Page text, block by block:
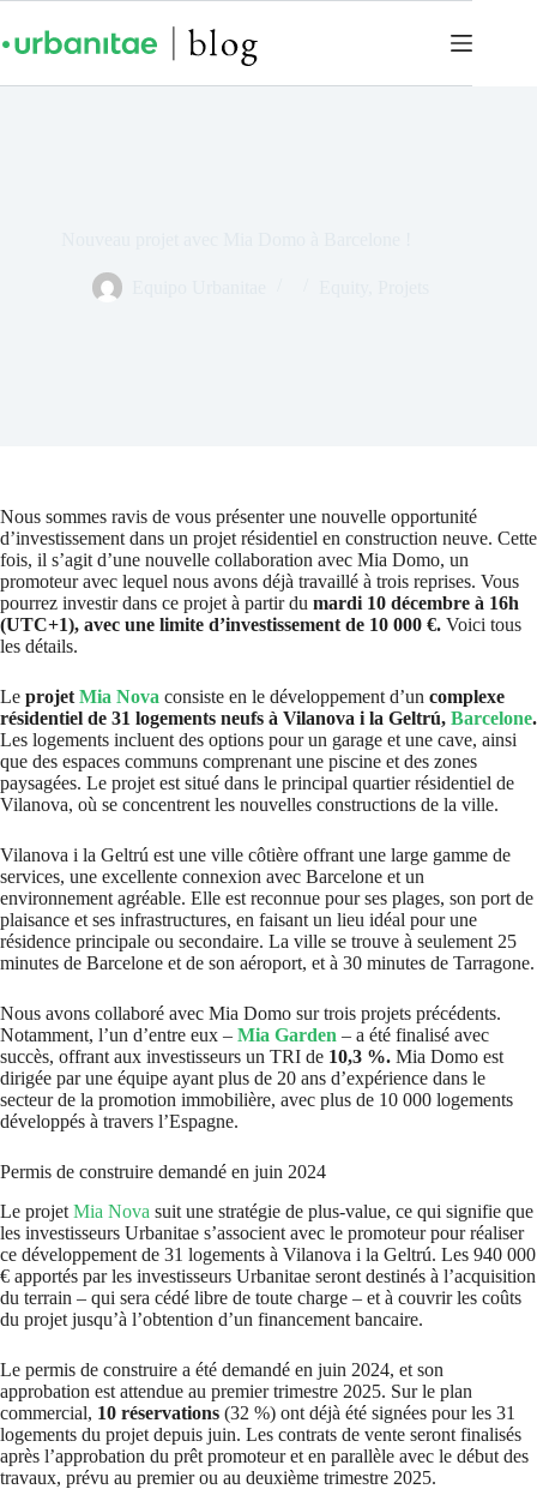
Nous sommes ravis de vous présenter une nouvelle opportunité
d’investissement dans un projet résidentiel en construction neuve. Cette
fois, il s’agit d’une nouvelle collaboration avec Mia Domo, un
promoteur avec lequel nous avons déjà travaillé à trois reprises. Vous
pourrez investir dans ce projet à partir du mardi 10 décembre à 16h
(UTC+1), avec une limite d’investissement de 10 000 €. Voici tous
les détails.
Le projet Mia Nova consiste en le développement d’un complexe
résidentiel de 31 logements neufs à Vilanova i la Geltrú, Barcelone.
Les logements incluent des options pour un garage et une cave, ainsi
que des espaces communs comprenant une piscine et des zones
paysagées. Le projet est situé dans le principal quartier résidentiel de
Vilanova, où se concentrent les nouvelles constructions de la ville.
Vilanova i la Geltrú est une ville côtière offrant une large gamme de
services, une excellente connexion avec Barcelone et un
environnement agréable. Elle est reconnue pour ses plages, son port de
plaisance et ses infrastructures, en faisant un lieu idéal pour une
résidence principale ou secondaire. La ville se trouve à seulement 25
minutes de Barcelone et de son aéroport, et à 30 minutes de Tarragone.
Nous avons collaboré avec Mia Domo sur trois projets précédents.
Notamment, l’un d’entre eux – Mia Garden – a été finalisé avec
succès, offrant aux investisseurs un TRI de 10,3 %. Mia Domo est
dirigée par une équipe ayant plus de 20 ans d’expérience dans le
secteur de la promotion immobilière, avec plus de 10 000 logements
développés à travers l’Espagne.
Permis de construire demandé en juin 2024
Le projet Mia Nova suit une stratégie de plus-value, ce qui signifie que
les investisseurs Urbanitae s’associent avec le promoteur pour réaliser
ce développement de 31 logements à Vilanova i la Geltrú. Les 940 000
€ apportés par les investisseurs Urbanitae seront destinés à l’acquisition
du terrain – qui sera cédé libre de toute charge – et à couvrir les coûts
du projet jusqu’à l’obtention d’un financement bancaire.
Le permis de construire a été demandé en juin 2024, et son
approbation est attendue au premier trimestre 2025. Sur le plan
commercial, 10 réservations (32 %) ont déjà été signées pour les 31
logements du projet depuis juin. Les contrats de vente seront finalisés
après l’approbation du prêt promoteur et en parallèle avec le début des
travaux, prévu au premier ou au deuxième trimestre 2025.